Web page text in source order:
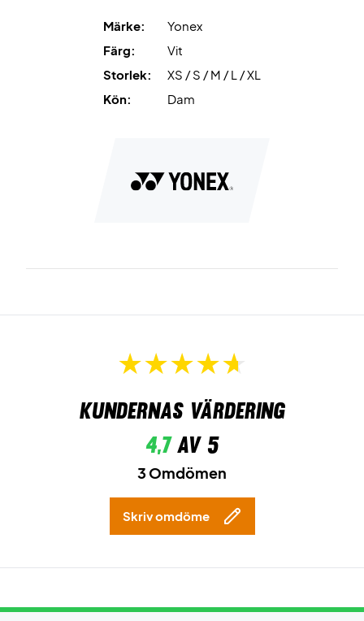
svettabsorberande och snabbtorkande. Detta hjälper dig
hålla 100% fokus på spelet och fundera över fukt, svett och
kläder som också kan vara statiska.
Märke:
Yonex
Färg:
Vit
Storlek:
XS / S / M / L / XL
Kön:
Dam
Kundernas värdering
4,7av 5
3 Omdömen
Skriv omdöme